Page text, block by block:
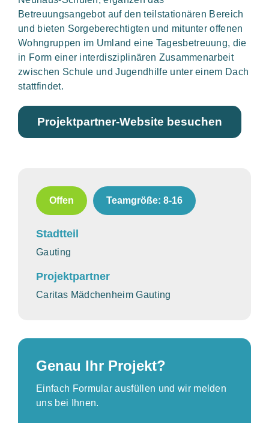
Betreuungsangebot auf den teilstationären Bereich
und bieten Sorgeberechtigten und mitunter offenen
Wohngruppen im Umland eine Tagesbetreuung, die
in Form einer interdisziplinären Zusammenarbeit
zwischen Schule und Jugendhilfe unter einem Dach
stattfindet.
Projektpartner-Website besuchen
Offen Teamgröße: 8-16
Stadtteil
Gauting
Projektpartner
Caritas Mädchenheim Gauting
Genau Ihr Projekt?
Einfach Formular ausfüllen und wir melden
uns bei Ihnen.